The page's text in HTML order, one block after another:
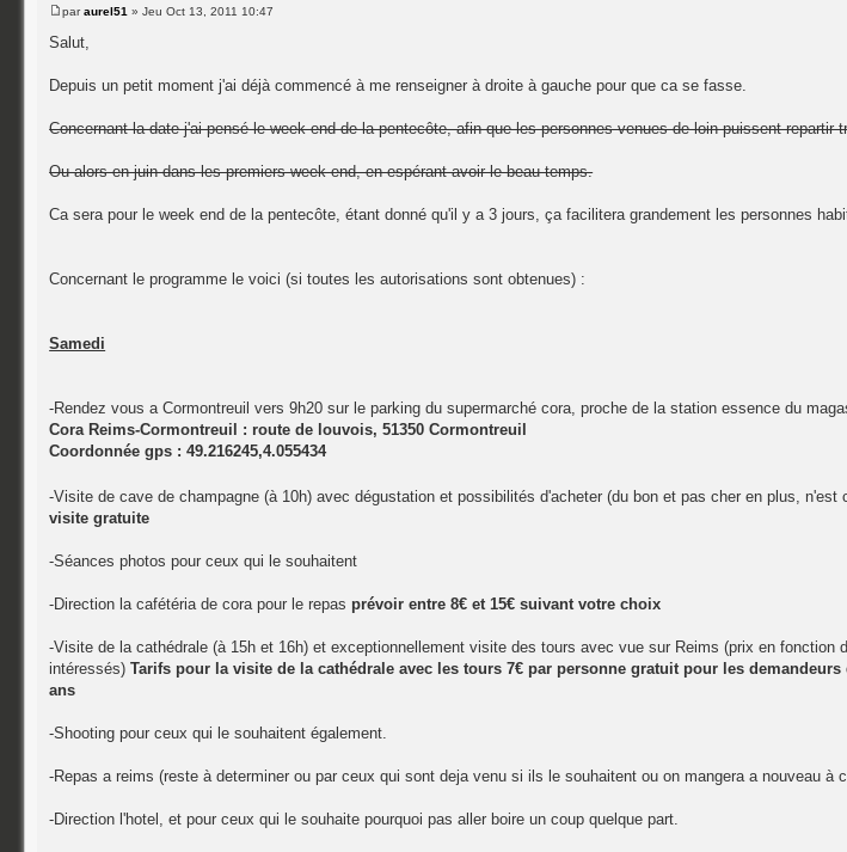
paraurel51 » Jeu Oct 13, 2011 10:47
Salut,
Depuis un petit moment j'ai déjà commencé à me renseigner à droite à gauche pour que ca se fasse.
Concernant la date j'ai pensé le week end de la pentecôte, afin que les personnes venues de loin puissent repartir
Ou alors en juin dans les premiers week end, en espérant avoir le beau temps.
Ca sera pour le week end de la pentecôte, étant donné qu'il y a 3 jours, ça facilitera grandement les personnes
Concernant le programme le voici (si toutes les autorisations sont obtenues) :
Samedi
-Rendez vous a Cormontreuil vers 9h20 sur le parking du supermarché cora, proche de la station essence du
Cora Reims-Cormontreuil : route de louvois, 51350 Cormontreuil
Coordonnée gps : 49.216245,4.055434
-Visite de cave de champagne (à 10h) avec dégustation et possibilités d'acheter (du bon et pas cher en plus,
visite gratuite
-Séances photos pour ceux qui le souhaitent
-Direction la cafétéria de cora pour le repas prévoir entre 8€ et 15€ suivant votre choix
-Visite de la cathédrale (à 15h et 16h) et exceptionnellement visite des tours avec vue sur Reims (prix en fonction
intéressés)Tarifs pour la visite de la cathédrale avec les tours 7€ par personne gratuit pour les demandeurs
ans
-Shooting pour ceux qui le souhaitent également.
-Repas a reims (reste à determiner ou par ceux qui sont deja venu si ils le souhaitent ou on mangera a nouveau à
-Direction l'hotel, et pour ceux qui le souhaite pourquoi pas aller boire un coup quelque part.